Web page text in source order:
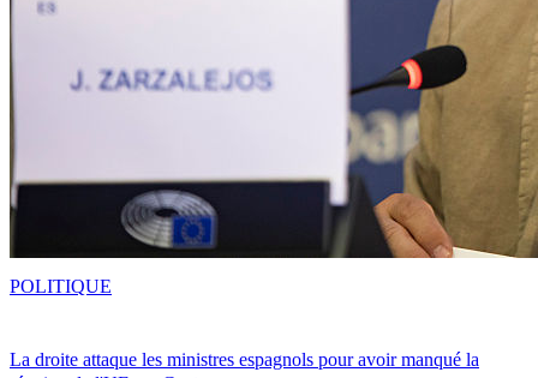
La droite attaque les ministres espagnols pour avoir manqué la
POLITIQUE